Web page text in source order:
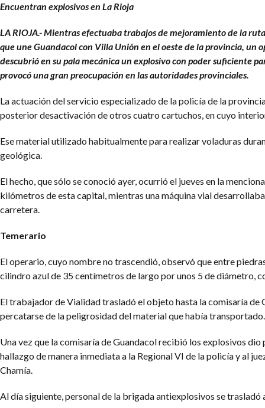
Encuentran explosivos en La Rioja
LA RIOJA.- Mientras efectuaba trabajos de mejoramiento de la
que une Guandacol con Villa Unión en el oeste de la provincia, un
descubrió en su pala mecánica un explosivo con poder suficiente
provocó una gran preocupación en las autoridades provinciales.
La actuación del servicio especializado de la policía de la
posterior desactivación de otros cuatro cartuchos, en cuyo
Ese material utilizado habitualmente para realizar voladuras
geológica.
El hecho, que sólo se conoció ayer, ocurrió el jueves en la
kilómetros de esta capital, mientras una máquina vial
carretera.
Temerario
El operario, cuyo nombre no trascendió, observó que entre
cilindro azul de 35 centímetros de largo por unos 5 de diámetro,
El trabajador de Vialidad trasladó el objeto hasta la comisaría de
percatarse de la peligrosidad del material que había transportado.
Una vez que la comisaría de Guandacol recibió los explosivos
hallazgo de manera inmediata a la Regional VI de la policía y al
Chamía.
Al día siguiente, personal de la brigada antiexplosivos se trasladó